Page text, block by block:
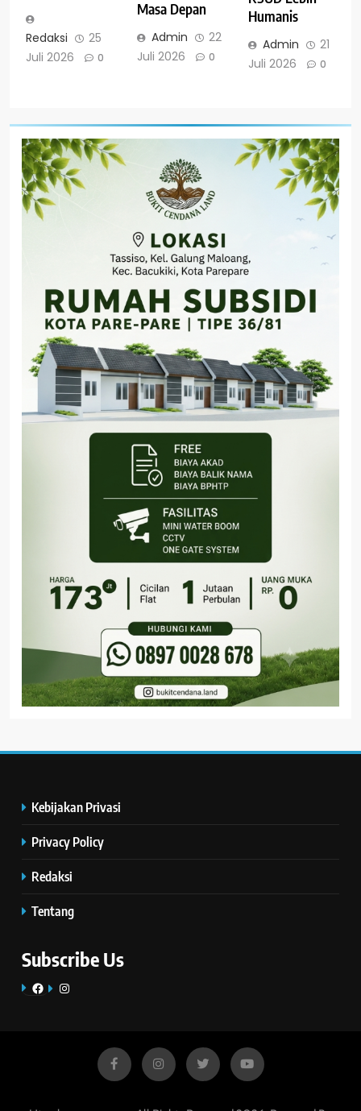
Redaksi
25
Juli 2026
0
Masa Depan
Admin
22
Juli 2026
0
Humanis
Admin
21
Juli 2026
0
Kebijakan Privasi
Privacy Policy
Redaksi
Tentang
Subscribe Us
FacebookInstagram